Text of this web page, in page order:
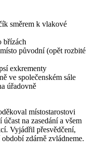
směrem k vlakové
břízách
původní (opět rozbité
exkrementy
ve společenském sále
úřadovně
místostarostovi
na zasedání a všem
Vyjádřil přesvědčení,
zdárně zvládneme.